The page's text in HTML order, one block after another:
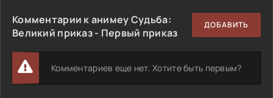
Комментарии к анимеу Судьба:
Великий приказ - Первый приказ
ДОБАВИТЬ
Комментариев еще нет. Хотите быть первым?